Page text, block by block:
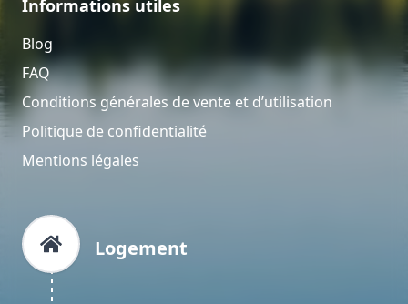
Informations utiles
Blog
FAQ
Conditions générales de vente et d’utilisation
Politique de confidentialité
Mentions légales
Logement